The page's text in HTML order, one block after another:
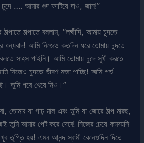
…. আমার গুদ ফাটিয়ে দাও, জান!”
ঠাপাতে বললাম, “লক্ষ্মীদি, আমায় চুদতে
ধন্যবাদ! আমি নিজেও কতদিন ধরে তোমায় চুদতে
সাহস পাইনি। আমি তোমায় চুদে সুখী করতে
নিজেও চুদতে ভীষণ মজা পাচ্ছি! আমি গর্ভ
তুমি পরে খেয়ে নিও।”
তোমার যা গাঢ় মাল এবং তুমি যা জোরে ঠাপ মারছ,
তুমি আমার পেট করে দেবে! নিজের চেয়ে কমবয়সি
তৃপ্তি হয়! এমন আনন্দ স্বামী কোনওদিন দিতে